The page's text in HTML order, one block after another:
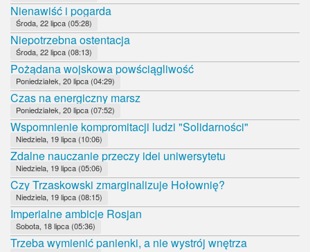
Nienawiść i pogarda
Środa, 22 lipca (05:28)
Niepotrzebna ostentacja
Środa, 22 lipca (08:13)
Pożądana wojskowa powściągliwość
Poniedziałek, 20 lipca (04:29)
Czas na energiczny marsz
Poniedziałek, 20 lipca (07:52)
Wspomnienie kompromitacji ludzi "Solidarności"
Niedziela, 19 lipca (10:06)
Zdalne nauczanie przeczy idei uniwersytetu
Niedziela, 19 lipca (05:06)
Czy Trzaskowski zmarginalizuje Hołownię?
Niedziela, 19 lipca (08:15)
Imperialne ambicje Rosjan
Sobota, 18 lipca (05:36)
Trzeba wymienić panienki, a nie wystrój wnętrza